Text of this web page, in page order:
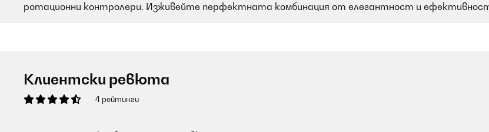
ротационни контролери. Изживейте перфектната комбинация от елегантност и
Клиентски ревюта
4 рейтинги